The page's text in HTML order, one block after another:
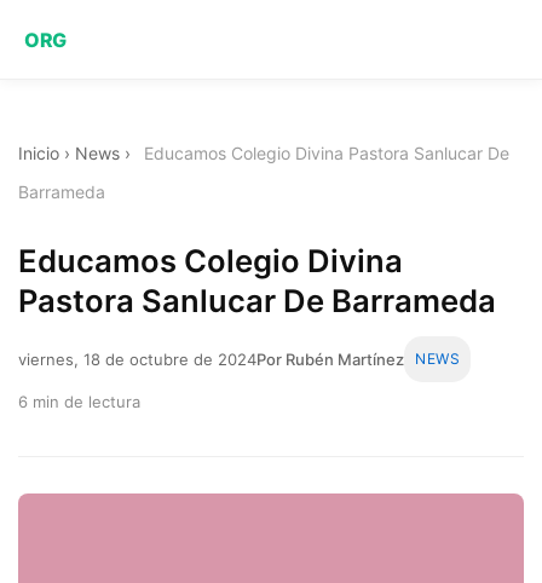
ORG
Inicio › News ›
Educamos Colegio Divina Pastora Sanlucar De
Barrameda
Educamos Colegio Divina
Pastora Sanlucar De Barrameda
viernes, 18 de octubre de 2024Por Rubén Martínez NEWS
6 min de lectura